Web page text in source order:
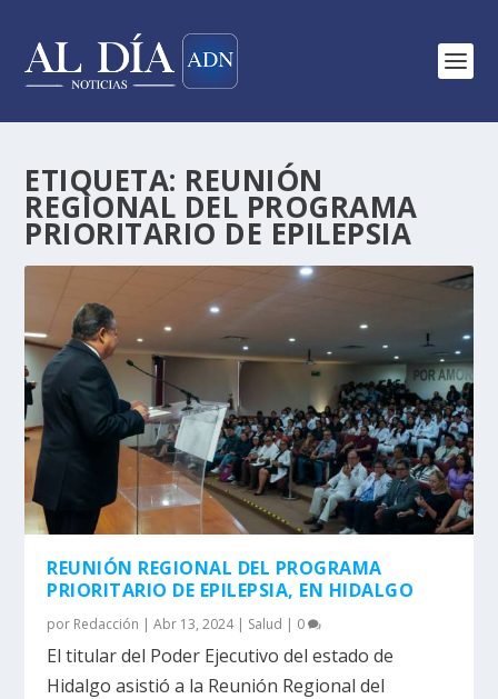
ETIQUETA: REUNIÓN
REGIONAL DEL PROGRAMA
PRIORITARIO DE EPILEPSIA
REUNIÓN REGIONAL DEL PROGRAMA
PRIORITARIO DE EPILEPSIA, EN HIDALGO
por Redacción |Abr 13, 2024| Salud | 0
El titular del Poder Ejecutivo del estado de
Hidalgo asistió a la Reunión Regional del